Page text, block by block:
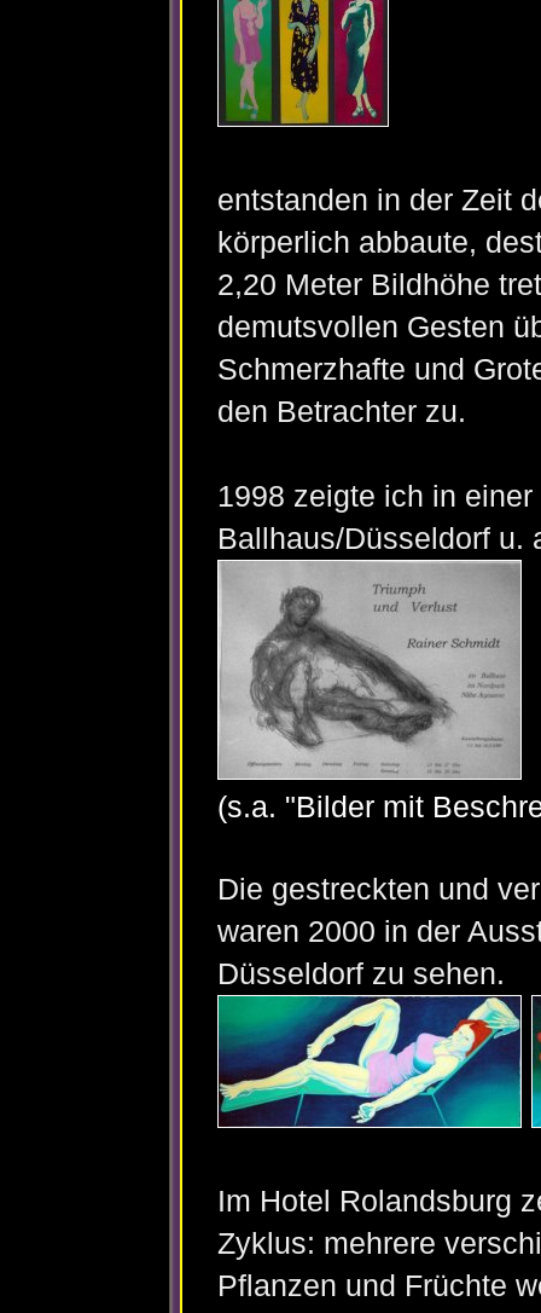
entstanden in der Zeit
körperlich abbaute,
2,20 Meter Bildhöhe
demutsvollen Gesten
Schmerzhafte und
den Betrachter zu.
1998 zeigte ich in
Ballhaus/Düsseldorf u.
(s.a. "Bilder mit
Die gestreckten und
waren 2000 in der
Düsseldorf zu sehen.
Im Hotel Rolandsburg
Zyklus: mehrere
Pflanzen und Früchte